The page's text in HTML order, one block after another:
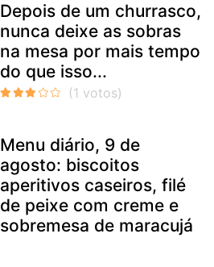
Depois de um churrasco,
nunca deixe as sobras
na mesa por mais tempo
do que isso...
Menu diário, 9 de
agosto: biscoitos
aperitivos caseiros, filé
de peixe com creme e
sobremesa de maracujá